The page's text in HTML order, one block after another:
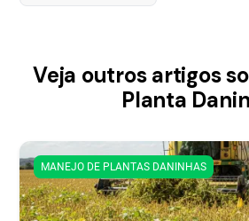
Veja outros artigos
Planta
MANEJO DE PLANTAS DANINHAS